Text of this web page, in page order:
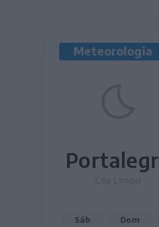
Meteorologia
Sáb Dom